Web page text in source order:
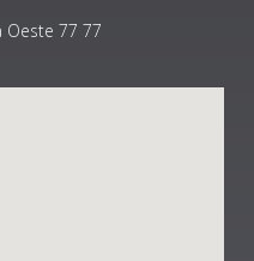
Oeste 77 77